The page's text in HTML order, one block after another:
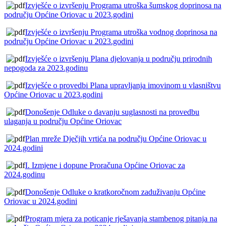
Izvješće o izvršenju Programa utroška šumskog doprinosa na
području Općine Oriovac u 2023.godini
Izvješće o izvršenju Programa utroška vodnog doprinosa na
području Općine Oriovac u 2023.godini
Izvješće o izvršenju Plana djelovanja u području prirodnih
nepogoda za 2023.godinu
Izvješće o provedbi Plana upravljanja imovinom u vlasništvu
Općine Oriovac u 2023.godini
Donošenje Odluke o davanju suglasnosti na provedbu
ulaganja u području Općine Oriovac
Plan mreže Dječjih vrtića na području Općine Oriovac u
2024.godini
I. Izmjene i dopune Proračuna Općine Oriovac za
2024.godinu
Donošenje Odluke o kratkoročnom zaduživanju Općine
Oriovac u 2024.godini
Program mjera za poticanje rješavanja stambenog pitanja na